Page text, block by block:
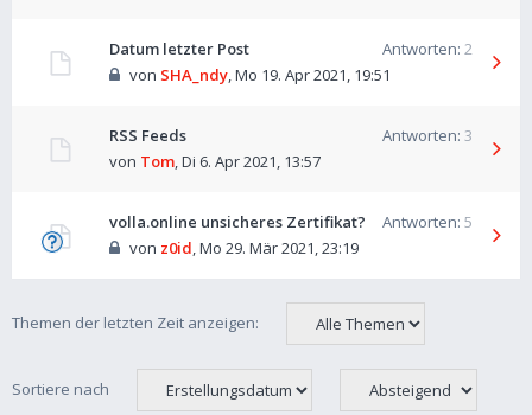
Datum letzter Post Antworten: 2
von SHA_ndy,Mo 19. Apr 2021, 19:51
RSS Feeds Antworten: 3
von Tom,Di 6. Apr 2021, 13:57
volla.online unsicheres Zertifikat? Antworten: 5
von z0id,Mo 29. Mär 2021, 23:19
Themen der letzten Zeit anzeigen:
Sortiere nach